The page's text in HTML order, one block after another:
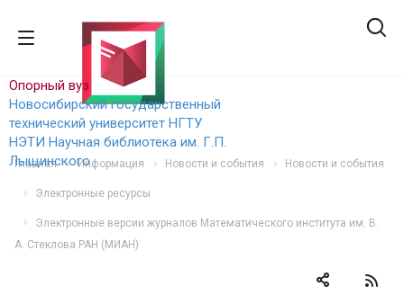
Опорный вуз
Новосибирский государственный
технический университет НГТУ
НЭТИ Научная библиотека им. Г.П.
Лыщинского
Главная Информация Новости и события Новости и события
Электронные ресурсы
Электронные версии журналов Математического института им. В.
А. Стеклова РАН (МИАН)